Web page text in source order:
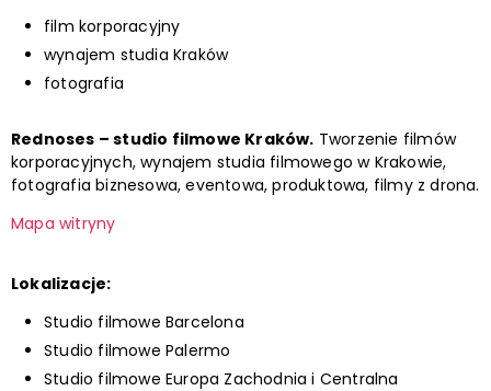
film korporacyjny
wynajem studia Kraków
fotografia
Rednoses – studio filmowe Kraków. Tworzenie filmów
korporacyjnych, wynajem studia filmowego w Krakowie,
fotografia biznesowa, eventowa, produktowa, filmy z drona.
Mapa witryny
Lokalizacje:
Studio filmowe Barcelona
Studio filmowe Palermo
Studio filmowe Europa Zachodnia i Centralna